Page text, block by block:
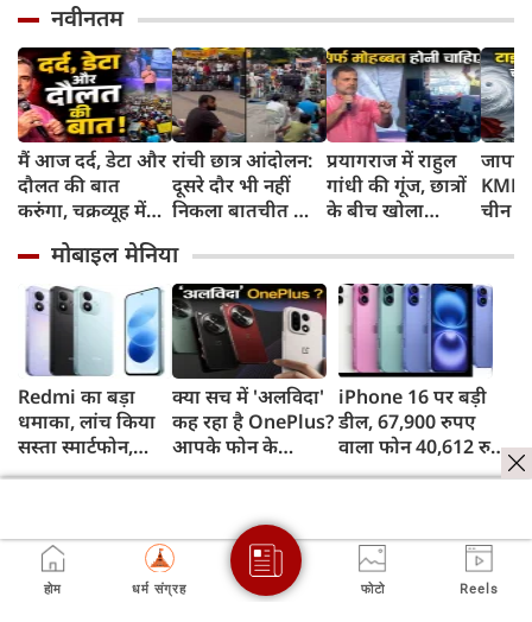
नवीनतम
मैं आज दर्द, डेटा और
दौलत की बात
करुंगा, चक्रव्यूह में
रील नशा है, छात्रों की
गूंज में बोले राहुल
गांधी
रांची छात्र आंदोलन:
दूसरे दौर भी नहीं
निकला बातचीत का
जयराम महतो ने
किया अनशन का
ऐलान
प्रयागराज में राहुल
गांधी की गूंज, छात्रों
के बीच खोला
दरवाजों' का सच
चीन
में
स्कूल
मोबाइल मेनिया
Redmi का बड़ा
धमाका, लांच किया
सस्ता स्मार्टफोन,
8,000mAh बैटरी
क्या सच में 'अलविदा'
कह रहा है OnePlus?
आपके फोन के
अपडेट्स और वारंटी पर
iPhone 16 पर बड़ी
डील, 67,900 रुपए
वाला फोन 40,612 रुपए
में खरीदने का मौका, ऐसे
होम धर्म संग्रह फोटो Reels